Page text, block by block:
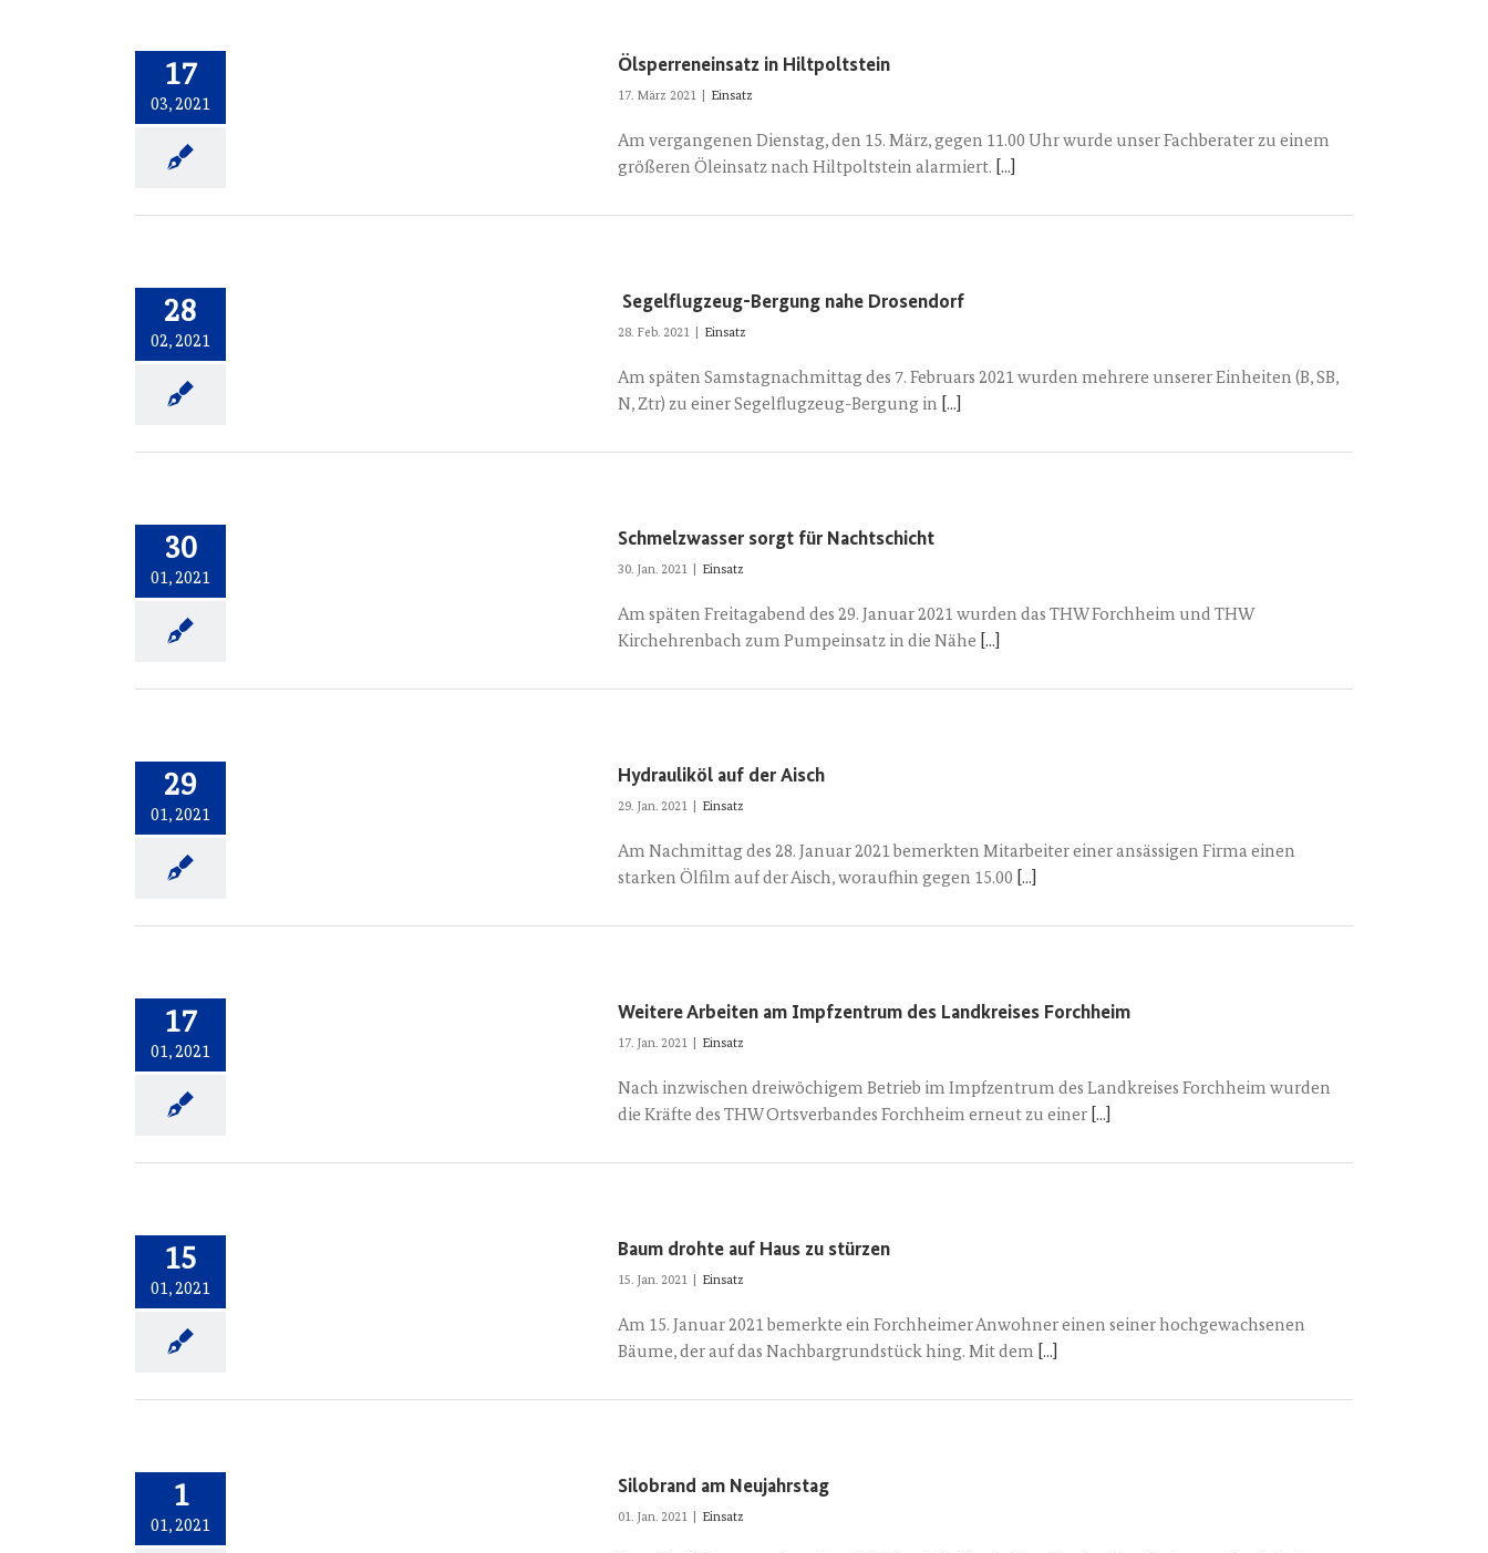
17
03, 2021
Ölsperreneinsatz in Hiltpoltstein
17. März 2021 Einsatz
Am vergangenen Dienstag, den 15. März, gegen 11.00 Uhr wurde unser Fachberater zu einem
größeren Öleinsatz nach Hiltpoltstein alarmiert. [...]
28
02, 2021
Segelflugzeug-Bergung nahe Drosendorf
28. Feb. 2021 Einsatz
Am späten Samstagnachmittag des 7. Februars 2021 wurden mehrere unserer Einheiten (B, SB,
N, Ztr) zu einer Segelflugzeug-Bergung in [...]
30
01, 2021
Schmelzwasser sorgt für Nachtschicht
30. Jan. 2021 Einsatz
Am späten Freitagabend des 29. Januar 2021 wurden das THW Forchheim und THW
Kirchehrenbach zum Pumpeinsatz in die Nähe [...]
29
01, 2021
Hydrauliköl auf der Aisch
29. Jan. 2021 Einsatz
Am Nachmittag des 28. Januar 2021 bemerkten Mitarbeiter einer ansässigen Firma einen
starken Ölfilm auf der Aisch, woraufhin gegen 15.00 [...]
17
01, 2021
Weitere Arbeiten am Impfzentrum des Landkreises Forchheim
17. Jan. 2021 Einsatz
Nach inzwischen dreiwöchigem Betrieb im Impfzentrum des Landkreises Forchheim wurden
die Kräfte des THW Ortsverbandes Forchheim erneut zu einer [...]
15
01, 2021
Baum drohte auf Haus zu stürzen
15. Jan. 2021 Einsatz
Am 15. Januar 2021 bemerkte ein Forchheimer Anwohner einen seiner hochgewachsenen
Bäume, der auf das Nachbargrundstück hing. Mit dem [...]
1
01, 2021
Silobrand am Neujahrstag
01. Jan. 2021 Einsatz